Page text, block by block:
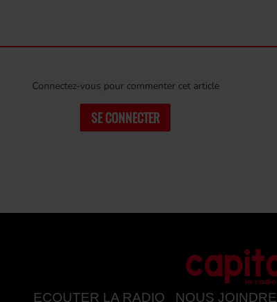
Connectez-vous pour commenter cet article
SE CONNECTER
ECOUTER LA RADIO NOUS JOINDRE